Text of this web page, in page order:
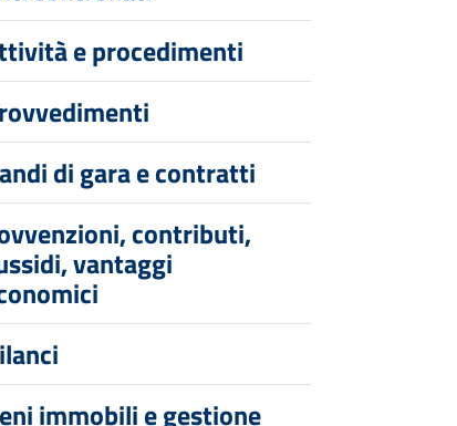
e procedimenti
di gara e contratti
contributi,
vantaggi
immobili e gestione